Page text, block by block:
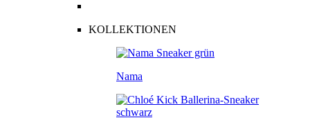
KOLLEKTIONEN
Nama